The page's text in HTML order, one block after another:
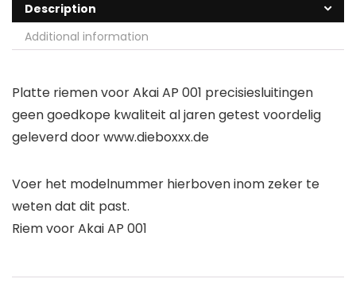
Description
Additional information
Platte riemen voor Akai AP 001 precisiesluitingen
geen goedkope kwaliteit al jaren getest voordelig
geleverd door www.dieboxxx.de
Voer het modelnummer hierboven inom zeker te
weten dat dit past.
Riem voor Akai AP 001